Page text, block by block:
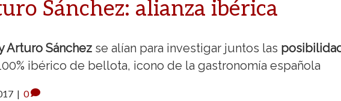
Sánchez: alianza ibérica
Arturo Sánchez se alían para investigar juntos las
ibérico de bellota, icono de la gastronomía española
| 0